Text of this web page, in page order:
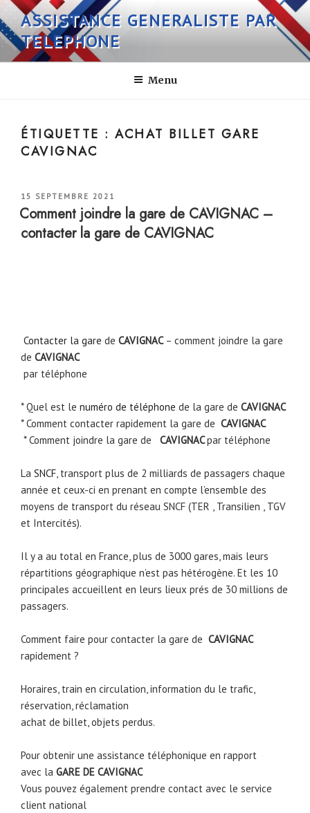
Aller
au
contenu
principal
ASSISTANCE GENERALISTE PAR
TELEPHONE
Menu
ÉTIQUETTE :ACHAT BILLET GARE
CAVIGNAC
PUBLIÉ
LE
15 SEPTEMBRE 2021
Comment joindre la gare de CAVIGNAC –
contacter la gare de CAVIGNAC
Contacter la gare de CAVIGNAC – comment joindre la gare
de CAVIGNAC
par téléphone
* Quel est le numéro de téléphone de la gare de CAVIGNAC
* Comment contacter rapidement la gare de CAVIGNAC
* Comment joindre la gare de
CAVIGNACpar téléphone
La SNCF, transport plus de 2 milliards de passagers chaque
année et ceux-ci en prenant en compte l’ensemble des
moyens de transport du réseau SNCF (TER , Transilien , TGV
et Intercités).
Il y a au total en France, plus de 3000 gares, mais leurs
répartitions géographique n’est pas hétérogène. Et les 10
principales accueillent en leurs lieux prés de 30 millions de
passagers.
Comment faire pour contacter la gare de CAVIGNAC
rapidement ?
Horaires, train en circulation, information du le trafic,
réservation, réclamation
achat de billet, objets perdus.
Pour obtenir une assistance téléphonique en rapport
avec la GARE DE CAVIGNAC
Vous pouvez également prendre contact avec le service
client national